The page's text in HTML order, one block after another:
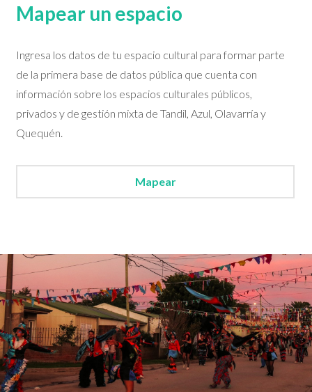
Mapear un espacio
Ingresa los datos de tu espacio cultural para formar parte
de la primera base de datos pública que cuenta con
información sobre los espacios culturales públicos,
privados y de gestión mixta de Tandil, Azul, Olavarría y
Quequén.
Mapear